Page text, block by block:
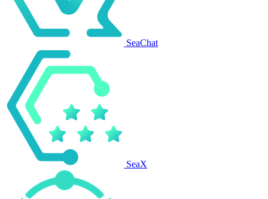
SeaChat
SeaX